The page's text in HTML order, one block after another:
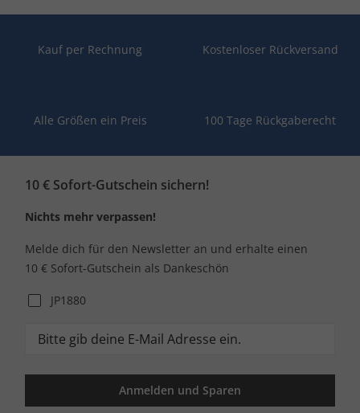
Kauf per Rechnung Kostenloser Rückversand
Alle Größen ein Preis 100 Tage Rückgaberecht
10 € Sofort-Gutschein sichern!
Nichts mehr verpassen!
Melde dich für den Newsletter an und erhalte einen
10 € Sofort-Gutschein als Dankeschön
JP1880
Anmelden und Sparen